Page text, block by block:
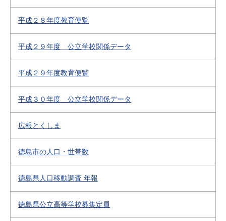
平成２８年度教育便覧
平成２９年度 公立学校関係データ
平成２９年度教育便覧
平成３０年度 公立学校関係データ
広報とくしま
徳島市の人口・世帯数
徳島県人口移動調査 年報
徳島県公立高等学校募集定員